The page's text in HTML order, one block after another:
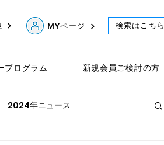
MYページ 検索はこちら
プログラム 新規会員ご検討の方
2024年ニュース